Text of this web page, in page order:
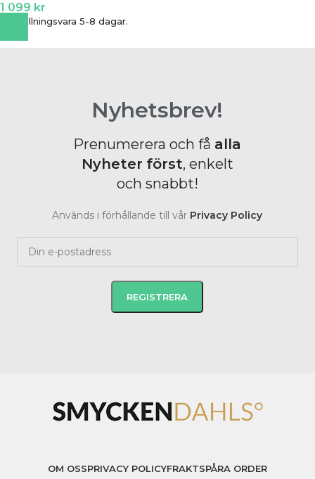
1 099 kr
Beställningsvara 5-8 dagar.
Nyhetsbrev!
Prenumerera och få alla
Nyheter först, enkelt
och snabbt!
Används i förhållande till vår Privacy Policy
OM OSSPRIVACY POLICYFRAKTSPÅRA ORDER